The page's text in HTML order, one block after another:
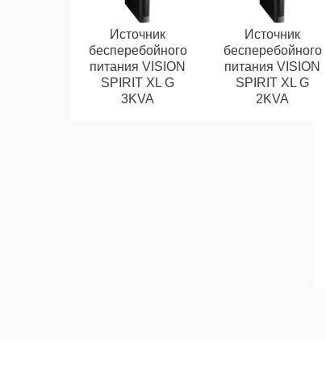
Источник
бесперебойного
питания VISION
SPIRIT XL G
3KVA
Источник
бесперебойного
питания VISION
SPIRIT XL G
2KVA